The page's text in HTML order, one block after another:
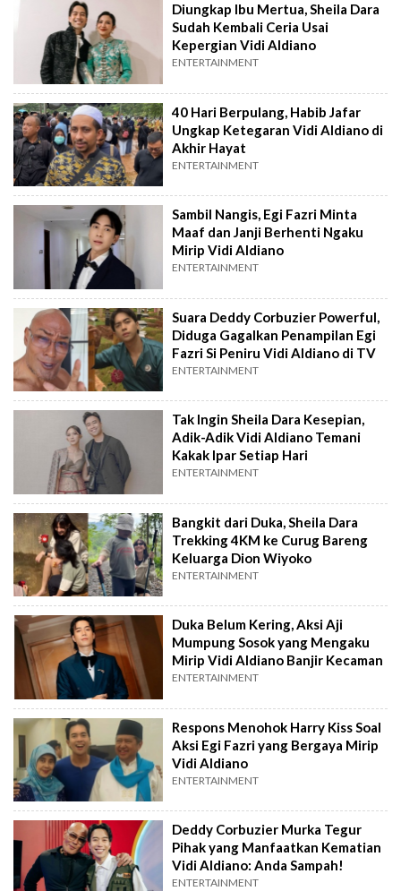
Diungkap Ibu Mertua, Sheila Dara
Sudah Kembali Ceria Usai
Kepergian Vidi Aldiano
ENTERTAINMENT
40 Hari Berpulang, Habib Jafar
Ungkap Ketegaran Vidi Aldiano di
Akhir Hayat
ENTERTAINMENT
Sambil Nangis, Egi Fazri Minta
Maaf dan Janji Berhenti Ngaku
Mirip Vidi Aldiano
ENTERTAINMENT
Suara Deddy Corbuzier Powerful,
Diduga Gagalkan Penampilan Egi
Fazri Si Peniru Vidi Aldiano di TV
ENTERTAINMENT
Tak Ingin Sheila Dara Kesepian,
Adik-Adik Vidi Aldiano Temani
Kakak Ipar Setiap Hari
ENTERTAINMENT
Bangkit dari Duka, Sheila Dara
Trekking 4KM ke Curug Bareng
Keluarga Dion Wiyoko
ENTERTAINMENT
Duka Belum Kering, Aksi Aji
Mumpung Sosok yang Mengaku
Mirip Vidi Aldiano Banjir Kecaman
ENTERTAINMENT
Respons Menohok Harry Kiss Soal
Aksi Egi Fazri yang Bergaya Mirip
Vidi Aldiano
ENTERTAINMENT
Deddy Corbuzier Murka Tegur
Pihak yang Manfaatkan Kematian
Vidi Aldiano: Anda Sampah!
ENTERTAINMENT